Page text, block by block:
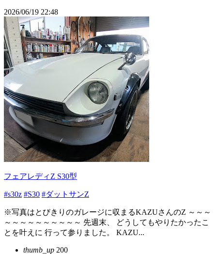
2026/06/19 22:48
フェアレディZ S30型
#s30z #S30 #ダットサンZ
※写真はとびきりのガレージに収まるKAZUさんのZ ～～～
～～～～～～～～～～ 先週末、 どうしてもやりたかったこ
とを叶えに 行って参りました。 KAZU...
thumb_up 200